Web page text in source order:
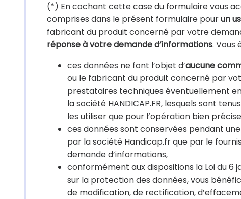
(*) En cochant cette case du formulaire vous
comprises dans le présent formulaire pourun
fabricant du produit concerné par votre
réponse à votre demande d’informations. Vous
ces données ne font l’objet d’aucune
ou le fabricant du produit concerné par
prestataires techniques éventuellement
la société HANDICAP.FR, lesquels sont
les utiliser que pour l’opération bien
ces données sont conservées pendant
par la société Handicap.fr que par le
demande d’informations,
conformément aux dispositions la Loi du 6
sur la protection des données, vous
de modification, de rectification,